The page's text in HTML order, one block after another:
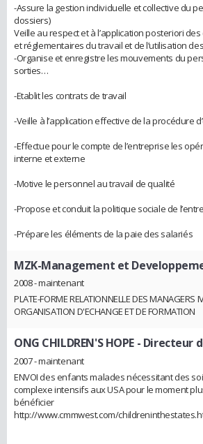
-Assure la gestion individuelle et collective du
dossiers)
Veille au respect et à l’application posteriori
et réglementaires du travail et de l’utilisation
-Organise et enregistre les mouvements du
sorties…
-Etablit les contrats de travail
-Veille à l’application effective de la procédure
-Effectue pour le compte de l’entreprise les
interne et externe
-Motive le personnel au travail de qualité
-Propose et conduit la politique sociale de
-Prépare les éléments de la paie des salariés
MZK-Management et
2008 - maintenant
PLATE-FORME RELATIONNELLE DES MANAGERS
ORGANISATION D'ECHANGE ET DE FORMATION
ONG CHILDREN'S HOPE - Directeur
2007 - maintenant
ENVOI des enfants malades nécessitant des
complexe intensifs aux USA pour le moment
bénéficier
http://www.cmmwest.com/